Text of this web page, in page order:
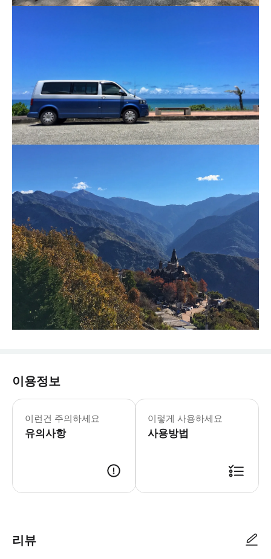
이용정보
이런건 주의하세요
유의사항
- 알림: * 칭징은 해발 고도가 높고 일
- 추가정보 * 교통법규를 준수해주세
- 예약확정 * 영업일 기준 1일 이내에
- 추가요금표 * 추가 요금은 현금으
이렇게 사용하세요
사용방법
리뷰